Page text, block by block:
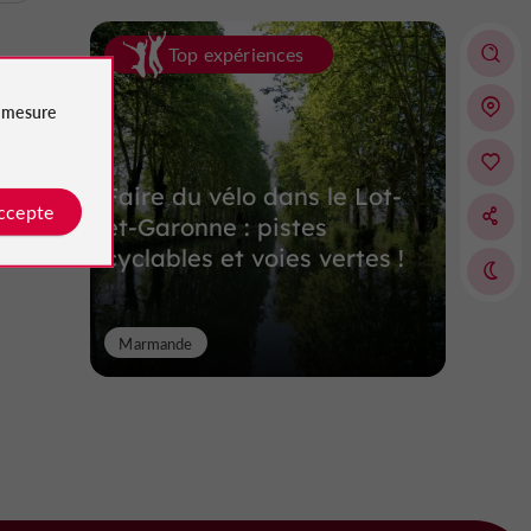
Top expériences
Faire du vélo dans le Lot-
et-Garonne : pistes
cyclables et voies vertes !
Marmande
mesure